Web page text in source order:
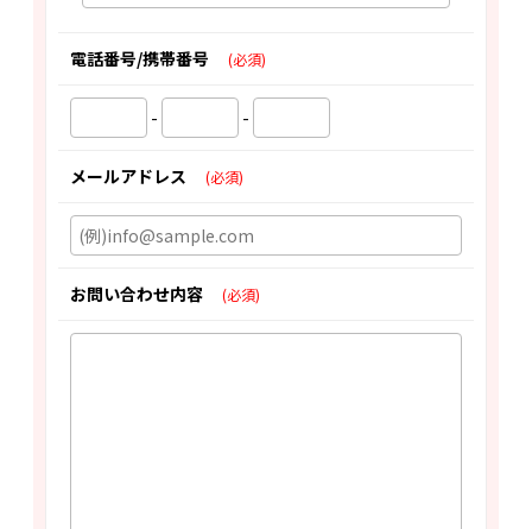
電話番号/携帯番号 (必須)
- -
メールアドレス (必須)
お問い合わせ内容 (必須)